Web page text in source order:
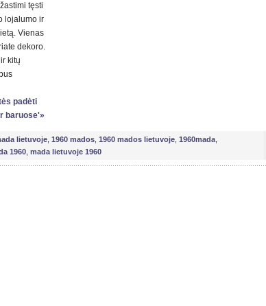
tęsti
lojalumo ir
Vienas
dekoro.
kitų
padėti
baruose'»
lietuvoje 1960 mados 1960 mados lietuvoje 1960mada
1960 mada lietuvoje 1960